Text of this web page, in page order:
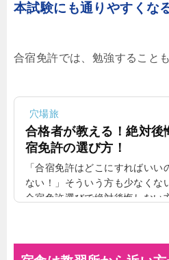
本試験にも通りやすくな
合宿免許では、勉強すること
穴場旅
合格者が教える！絶対後
宿免許の選び方！
「合宿免許はどこにすればいい
ない！」そういう方も少なくな
合宿免許選びで絶対後悔しない
ってしまいます。そこで今回は